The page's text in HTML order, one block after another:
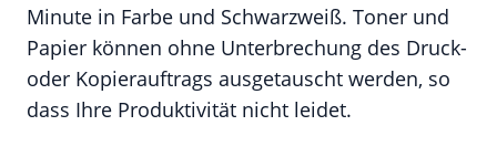
Minute in Farbe und Schwarzweiß. Toner und
Papier können ohne Unterbrechung des Druck-
oder Kopierauftrags ausgetauscht werden, so
dass Ihre Produktivität nicht leidet.